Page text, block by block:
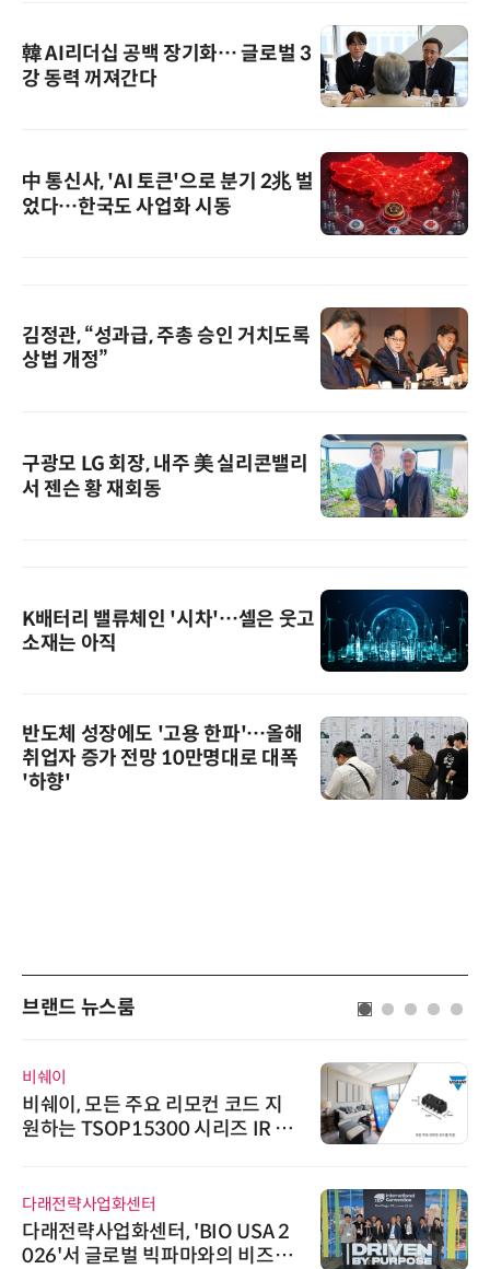
韓 AI리더십 공백 장기화… 글로벌 3
강 동력 꺼져간다
中 통신사, 'AI 토큰'으로 분기 2兆 벌
었다…한국도 사업화 시동
김정관, “성과급, 주총 승인 거치도록
상법 개정”
구광모 LG 회장, 내주 美 실리콘밸리
서 젠슨 황 재회동
K배터리 밸류체인 '시차'…셀은 웃고
소재는 아직
반도체 성장에도 '고용 한파'…올해
취업자 증가 전망 10만명대로 대폭
'하향'
브랜드 뉴스룸
비쉐이
비쉐이, 모든 주요 리모컨 코드 지
원하는 TSOP15300 시리즈 IR 수
다래전략사업화센터
다래전략사업화센터, 'BIO USA 2
026'서 글로벌 빅파마와의 비즈니